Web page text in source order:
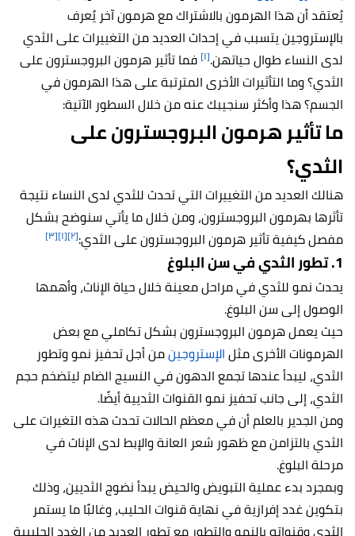
يُعتقد أن هذا الهرمون بالاشتراك مع هرمون آخر يُعرف
بالإستروجين يتسبب في إحداث العديد من التغييرات على الثدي
لدى النساء طوال حياتهن.[١] فما تأثير هرمون البروجسترون على
الثدي؟ وما التأثيرات الأخرى المترتبة على هذا الهرمون في
الجسم؟ هذا وأكثر سنجيبك عنه من خلال السطور الآتية:
ما تأثير هرمون البروجسترون على
الثدي؟
هنالك العديد من التغييرات التي تحدث للثدي لدى النساء نتيجة
تأثرها بهرمون البروجسترون، ومن خلال ما يأتي سنوضح بشكل
مفصل كيفية تأثير هرمون البروجسترون على الثدي:[٢] [١] [٣]
1. تطور الثدي في سن البلوغ
يحدث نمو للثدي في مراحل معينة خلال حياة الإناث، وأهمها
الوصول إلى سن البلوغ.
حيث يعمل هرمون البروجسترون بشكل تكاملي مع بعض
الهرمونات الأخرى مثلالإستروجينمن أجل تحفيز نمو وتطور
الثدي، ليبدأ عندها تجمع الدهون في النسيج الضام ليتضخم حجم
الثدي، إلى جانب تحفيز نمو القنوات الثديية أيضًا.
ومن الجدير بالعلم أن في معظم الحالات تحدث هذه التغيرات على
الثدي بالتزامن مع ظهور شعر العانة والإبط لدى الإناث في
مرحلة البلوغ.
وبمجرد بدء عملية التبويض والحيض يبدأ نضوج الثديين، وذلك
بتكوين غدد إفرازية في نهاية قنوات الحليب، وغالبًا ما يستمر
الثدي وقنواته بالنمو والتطور مع تطور العديد من الغدد الحليبية